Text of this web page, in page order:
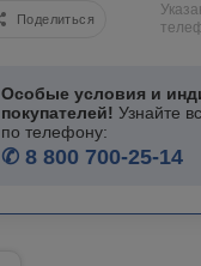
Поделиться
Особые условия и
покупателей! Узнайте
по телефону:
✆ 8 800 700-25-14